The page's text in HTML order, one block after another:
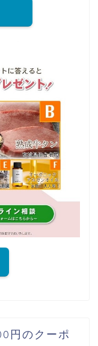
円のクーポ